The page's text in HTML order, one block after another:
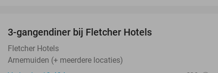
3-gangendiner bij Fletcher Hotels
Fletcher Hotels
Arnemuiden (+ meerdere locaties)